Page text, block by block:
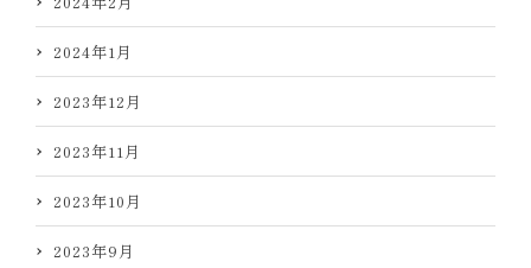
2024年1月
2023年12月
2023年11月
2023年10月
2023年9月